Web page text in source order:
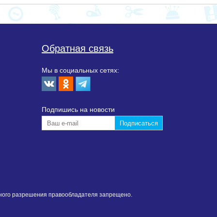
Обратная связь
Мы в социальных сетях:
Подпишиcь на новости
разрешения правообладателя запрещено.